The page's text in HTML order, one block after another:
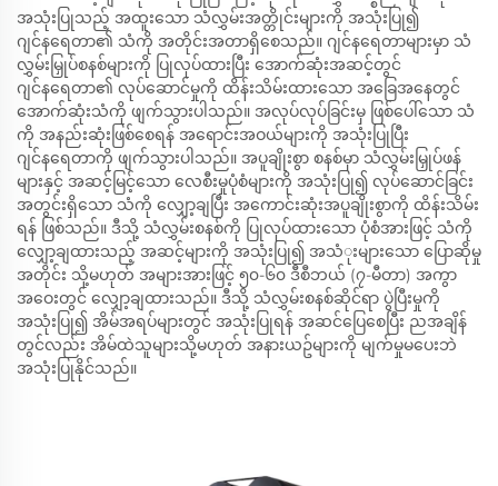
အသုံးပြုသည့် အထူးသော သံလွှမ်းအတ္တိုင်းများကို အသုံးပြု၍
ဂျင်နရေတာ၏ သံကို အတိုင်းအတာရှိစေသည်။ ဂျင်နရေတာများမှာ သံ
လွှမ်းမြှုပ်စနစ်များကို ပြုလုပ်ထားပြီး အောက်ဆုံးအဆင့်တွင်
ဂျင်နရေတာ၏ လုပ်ဆောင်မှုကို ထိန်းသိမ်းထားသော အခြေအနေတွင်
အောက်ဆုံးသံကို ဖျက်သွားပါသည်။ အလုပ်လုပ်ခြင်းမှ ဖြစ်ပေါ်သော သံ
ကို အနည်းဆုံးဖြစ်စေရန် အရောင်းအဝယ်များကို အသုံးပြုပြီး
ဂျင်နရေတာကို ဖျက်သွားပါသည်။ အပူချိုးစွာ စနစ်မှာ သံလွှမ်းမြှုပ်ဖန်
များနှင့် အဆင့်မြင့်သော လေစီးမှုပုံစံများကို အသုံးပြု၍ လုပ်ဆောင်ခြင်း
အတွင်းရှိသော သံကို လျှော့ချပြီး အကောင်းဆုံးအပူချိုးစွာကို ထိန်းသိမ်း
ရန် ဖြစ်သည်။ ဒီသို့ သံလွှမ်းစနစ်ကို ပြုလုပ်ထားသော ပုံစံအားဖြင့် သံကို
လျှော့ချထားသည့် အဆင့်များကို အသုံးပြု၍ အသံုးများသော ပြောဆိုမှု
အတိုင်း သို့မဟုတ် အများအားဖြင့် ၅၀-၆၀ ဒီစီဘယ် (၇-မီတာ) အကွာ
အဝေးတွင် လျှော့ချထားသည်။ ဒီသို့ သံလွှမ်းစနစ်ဆိုင်ရာ ပွဲပြီးမှုကို
အသုံးပြု၍ အိမ်အရပ်များတွင် အသုံးပြုရန် အဆင်ပြေစေပြီး ညအချိန်
တွင်လည်း အိမ်ထဲသူများသို့မဟုတ် အနားယဥ်များကို မျက်မှုမပေးဘဲ
အသုံးပြုနိုင်သည်။